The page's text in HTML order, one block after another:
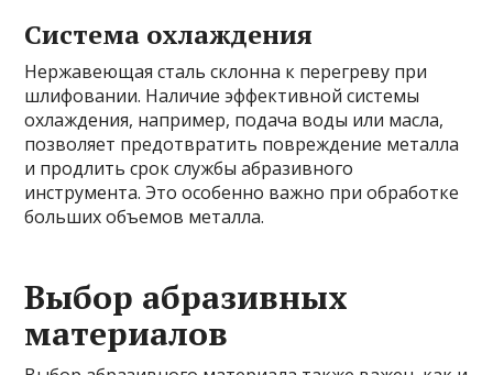
Система охлаждения
Нержавеющая сталь склонна к перегреву при
шлифовании. Наличие эффективной системы
охлаждения, например, подача воды или масла,
позволяет предотвратить повреждение металла
и продлить срок службы абразивного
инструмента. Это особенно важно при обработке
больших объемов металла.
Выбор абразивных
материалов